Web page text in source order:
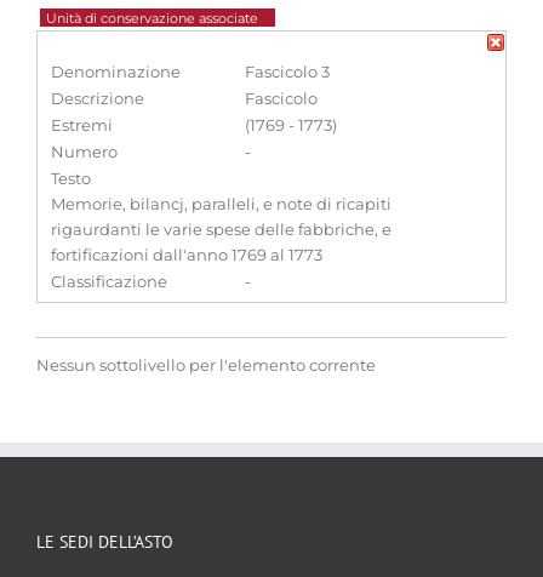
Unità di conservazione associate
Denominazione
Fascicolo 3
Descrizione
Fascicolo
Estremi
(1769 - 1773)
Numero
-
Testo
Memorie, bilancj, paralleli, e note di ricapiti
rigaurdanti le varie spese delle fabbriche, e
fortificazioni dall'anno 1769 al 1773
Classificazione
-
Nessun sottolivello per l'elemento corrente
LE SEDI DELL’ASTO